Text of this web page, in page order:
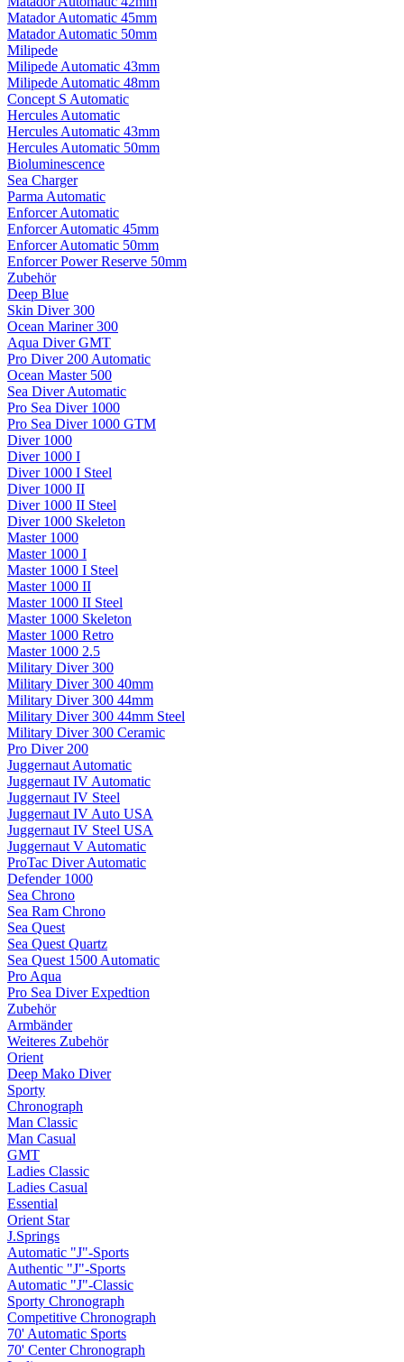
Matador Automatic 45mm
Matador Automatic 50mm
Milipede
Milipede Automatic 43mm
Milipede Automatic 48mm
Concept S Automatic
Hercules Automatic
Hercules Automatic 43mm
Hercules Automatic 50mm
Bioluminescence
Sea Charger
Parma Automatic
Enforcer Automatic
Enforcer Automatic 45mm
Enforcer Automatic 50mm
Enforcer Power Reserve 50mm
Zubehör
Deep Blue
Skin Diver 300
Ocean Mariner 300
Aqua Diver GMT
Pro Diver 200 Automatic
Ocean Master 500
Sea Diver Automatic
Pro Sea Diver 1000
Pro Sea Diver 1000 GTM
Diver 1000
Diver 1000 I
Diver 1000 I Steel
Diver 1000 II
Diver 1000 II Steel
Diver 1000 Skeleton
Master 1000
Master 1000 I
Master 1000 I Steel
Master 1000 II
Master 1000 II Steel
Master 1000 Skeleton
Master 1000 Retro
Master 1000 2.5
Military Diver 300
Military Diver 300 40mm
Military Diver 300 44mm
Military Diver 300 44mm Steel
Military Diver 300 Ceramic
Pro Diver 200
Juggernaut Automatic
Juggernaut IV Automatic
Juggernaut IV Steel
Juggernaut IV Auto USA
Juggernaut IV Steel USA
Juggernaut V Automatic
ProTac Diver Automatic
Defender 1000
Sea Chrono
Sea Ram Chrono
Sea Quest
Sea Quest Quartz
Sea Quest 1500 Automatic
Pro Aqua
Pro Sea Diver Expedtion
Zubehör
Armbänder
Weiteres Zubehör
Orient
Deep Mako Diver
Sporty
Chronograph
Man Classic
Man Casual
GMT
Ladies Classic
Ladies Casual
Essential
Orient Star
J.Springs
Automatic "J"-Sports
Authentic "J"-Sports
Automatic "J"-Classic
Sporty Chronograph
Competitive Chronograph
70' Automatic Sports
70' Center Chronograph